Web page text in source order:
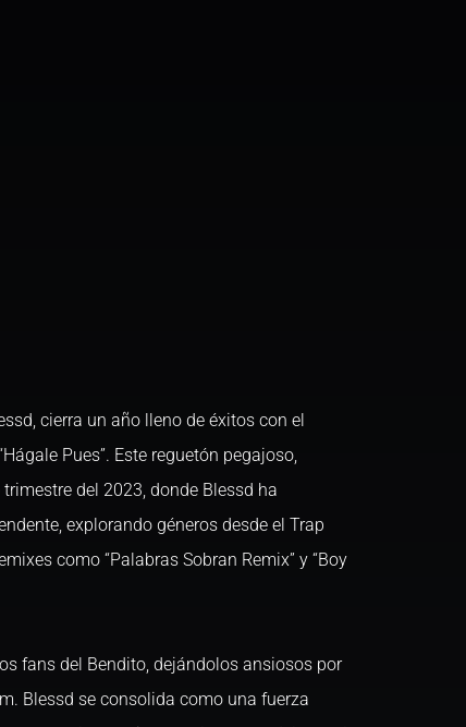
cierra un año lleno de éxitos con el
Pues”. Este reguetón pegajoso,
del 2023, donde Blessd ha
explorando géneros desde el Trap
como “Palabras Sobran Remix” y “Boy
fans del Bendito, dejándolos ansiosos por
Blessd se consolida como una fuerza